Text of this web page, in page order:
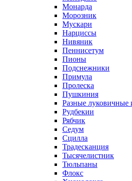
Монарда
Морозник
Мускари
Нарциссы
Нивяник
Пеннисетум
Пионы
Подснежники
Примула
Пролеска
Пушкиния
Разные луковичные
Рудбекии
Рябчик
Седум
Сцилла
Традесканция
Тысячелистник
Тюльпаны
Флокс